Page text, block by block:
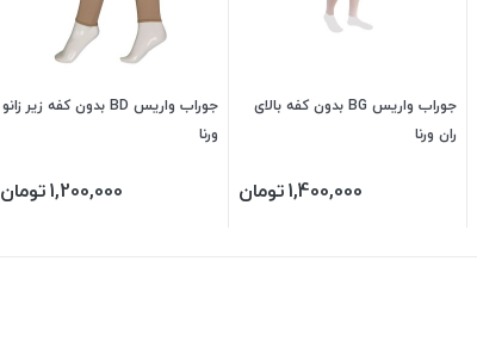
جوراب واریس BG بدون کفه بالای
ران ورنا
1,400,000تومان
جوراب واریس BD بدون کفه زیر زانو
ورنا
1,200,000تومان